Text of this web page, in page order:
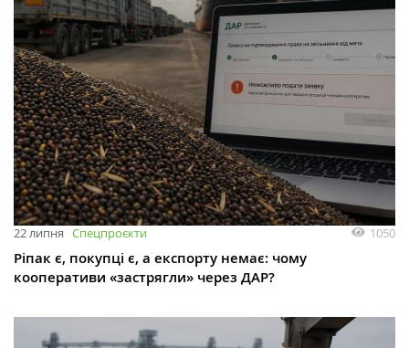
22 липня Спецпроєкти 1050
Ріпак є, покупці є, а експорту немає: чому
кооперативи «застрягли» через ДАР?